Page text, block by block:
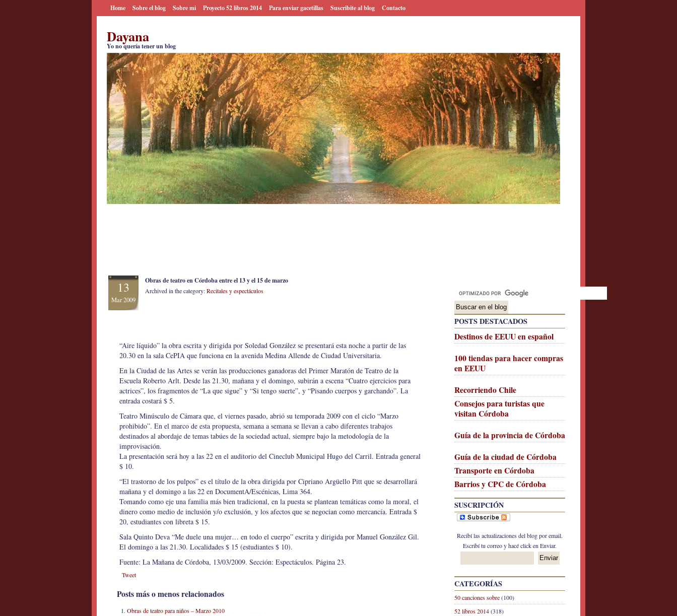
Home Sobre el blog Sobre mi Proyecto 52 libros 2014 Para enviar gacetillas Suscribite al blog Contacto
Dayana
Yo no quería tener un blog
POSTS DESTACADOS
Destinos de EEUU en español
100 tiendas para hacer compras
en EEUU
Recorriendo Chile
Consejos para turistas que
visitan Córdoba
Guía de la provincia de Córdoba
Guía de la ciudad de Córdoba
Transporte en Córdoba
Barrios y CPC de Córdoba
SUSCRIPCIÓN
Recibí las actualizaciones del blog por email.
Escribí tu correo y hacé click en Enviar.
CATEGORÍAS
50 canciones sobre(100)
52 libros 2014(318)
13
Mar 2009
Obras de teatro en Córdoba entre el 13 y el 15 de marzo
Archived in the category:Recitales y espectáculos
“Aire líquido” la obra escrita y dirigida por Soledad González se presentará esta noche a partir de las
20.30 en la sala CePIA que funciona en la avenida Medina Allende de Ciudad Universitaria.
En la Ciudad de las Artes se verán las producciones ganadoras del Primer Maratón de Teatro de la
Escuela Roberto Arlt. Desde las 21.30, mañana y el domingo, subirán a escena “Cuatro ejercicios para
actrices”, los fragmentos de “La que sigue” y “Si tengo suerte”, y “Pisando cuerpos y garchando”. La
entrada costará $ 5.
Teatro Minúsculo de Cámara que, el viernes pasado, abrió su temporada 2009 con el ciclo “Marzo
prohibido”. En el marco de esta propuesta, semana a semana se llevan a cabo diferentes trabajos
destinados al abordaje de temas tabúes de la sociedad actual, siempre bajo la metodología de la
improvisación.
La presentación será hoy a las 22 en el auditorio del Cineclub Municipal Hugo del Carril. Entrada general
$ 10.
“El trastorno de los pulpos” es el título de la obra dirigida por Cipriano Argüello Pitt que se desarrollará
mañana y el domingo a las 22 en DocumentA/Escénicas, Lima 364.
Tomando como eje una familia más bien tradicional, en la puesta se plantean temáticas como la moral, el
dinero como medio de inclusión y/o exclusión, y los afectos que se negocian como mercancía. Entrada $
20, estudiantes con libreta $ 15.
Sala Quinto Deva “Me duele una mujer… en todo el cuerpo” escrita y dirigida por Manuel González Gil.
El domingo a las 21.30. Localidades $ 15 (estudiantes $ 10).
Fuente: La Mañana de Córdoba, 13/03/2009. Sección: Espectáculos. Página 23.
Tweet
Posts más o menos relacionados
Obras de teatro para niños – Marzo 2010